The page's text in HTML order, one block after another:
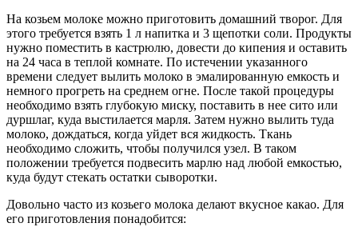
На козьем молоке можно приготовить домашний творог. Для
этого требуется взять 1 л напитка и 3 щепотки соли. Продукты
нужно поместить в кастрюлю, довести до кипения и оставить
на 24 часа в теплой комнате. По истечении указанного
времени следует вылить молоко в эмалированную емкость и
немного прогреть на среднем огне. После такой процедуры
необходимо взять глубокую миску, поставить в нее сито или
дуршлаг, куда выстилается марля. Затем нужно вылить туда
молоко, дождаться, когда уйдет вся жидкость. Ткань
необходимо сложить, чтобы получился узел. В таком
положении требуется подвесить марлю над любой емкостью,
куда будут стекать остатки сыворотки.
Довольно часто из козьего молока делают вкусное какао. Для
его приготовления понадобится: